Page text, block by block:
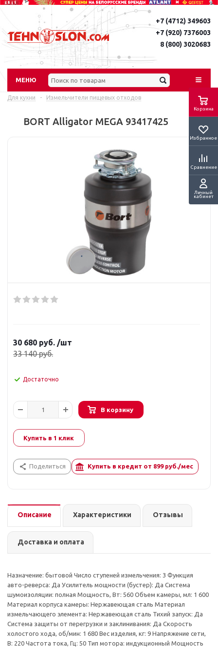
Корзина
Избранное
Сравнение
Личный
кабинет
+7 (4712) 349603
+7 (920) 7376003
8 (800) 3020683
МЕНЮ
Для кухни - Измельчители пищевых отходов
BORT Alligator MEGA 93417425
30 680 руб. /шт
33 140руб.
Достаточно
В корзину
Купить в 1 клик
Поделиться Купить в кредит от 899руб./мес
Описание Характеристики Отзывы
Доставка и оплата
Назначение: бытовой Число ступеней измельчения: 3 Функция
авто-реверса: Да Усилитель мощности (бустер): Да Система
шумоизоляции: полная Мощность, Вт: 560 Объем камеры, мл: 1 600
Материал корпуса камеры: Нержавеющая сталь Материал
измельчающего элемента: Нержавеющая сталь Тихий запуск: Да
Система защиты от перегрузки и заклинивания: Да Скорость
холостого хода, об/мин: 1 680 Вес изделия, кг: 9 Напряжение сети,
В: 220 Частота тока, Гц: 50 Тип мотора: индукционный Мощность